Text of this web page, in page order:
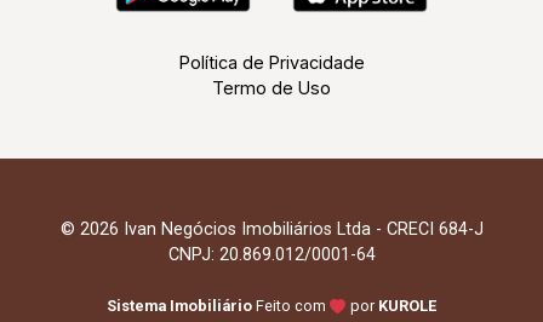
Política de Privacidade
Termo de Uso
© 2026 Ivan Negócios Imobiliários Ltda - CRECI 684-J
CNPJ: 20.869.012/0001-64
Sistema Imobiliário Feito com por KUROLE